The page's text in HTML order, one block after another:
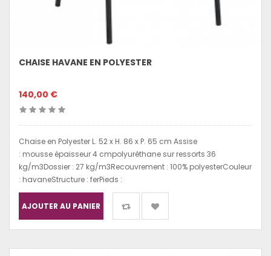
CHAISE HAVANE EN POLYESTER
140,00 €
Chaise en Polyester L. 52 x H. 86 x P. 65 cm Assise
: mousse épaisseur 4 cmpolyuréthane sur ressorts 36
kg/m3Dossier : 27 kg/m3Recouvrement : 100% polyesterCouleur
: havaneStructure : ferPieds :
AJOUTER AU PANIER